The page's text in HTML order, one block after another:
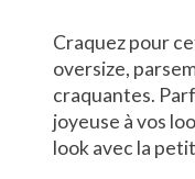
Craquez pour
oversize,
craquantes.
joyeuse à vos
look avec la